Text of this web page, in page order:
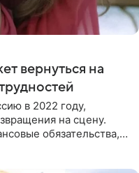
вернуться на
в 2022 году,
на сцену.
обязательства,